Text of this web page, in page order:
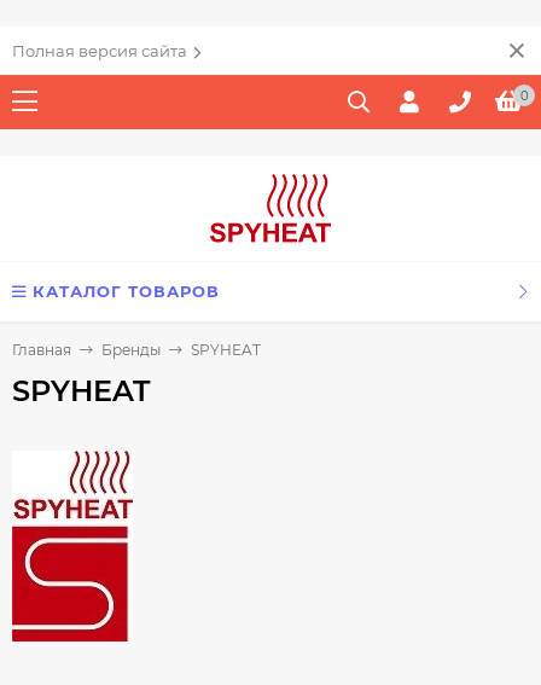
Полная версия сайта
0
КАТАЛОГ ТОВАРОВ
Главная Бренды SPYHEAT
SPYHEAT